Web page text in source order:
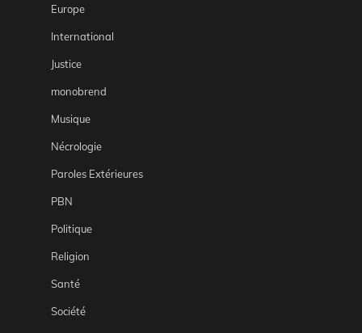
Europe
International
Justice
monobrend
Musique
Nécrologie
Paroles Extérieures
PBN
Politique
Religion
Santé
Société